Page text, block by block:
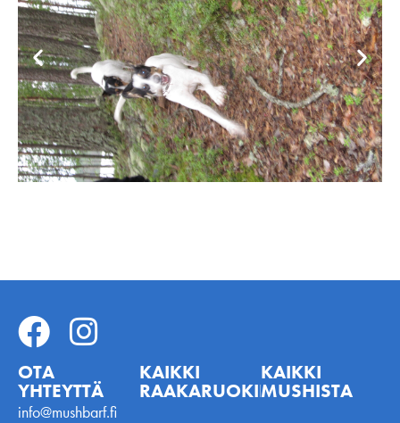
OTA
YHTEYTTÄ
info@mushbarf.fi
KAIKKI
RAAKARUOKINNASTA
KAIKKI
MUSHISTA